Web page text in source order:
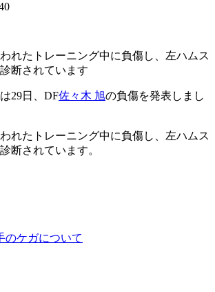
れたトレーニング中に負傷し、左ハムス
断されています
は29日、DF佐々木 旭の負傷を発表しまし
れたトレーニング中に負傷し、左ハムス
断されています。
のケガについて